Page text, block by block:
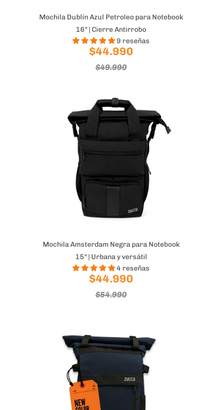
Mochila Dublín Azul Petroleo para Notebook
16" | Cierre Antirrobo
9 reseñas
$44.990
$49.990
Mochila Amsterdam Negra para Notebook
15" | Urbana y versátil
4 reseñas
$44.990
$54.990